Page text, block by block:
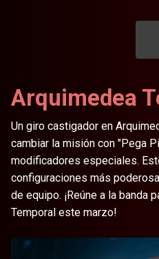
Arquimedea
Un giro castigador en
cambiar la misión con "Pega
modificadores especiales.
configuraciones más
de equipo. ¡Reúne a la banda
Temporal este marzo!